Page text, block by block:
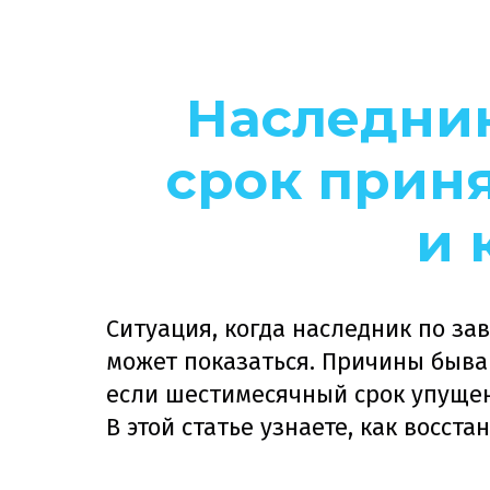
срок
и
Ситуация, когда наследник по
может показаться. Причины
если шестимесячный срок
В этой статье узнаете, как